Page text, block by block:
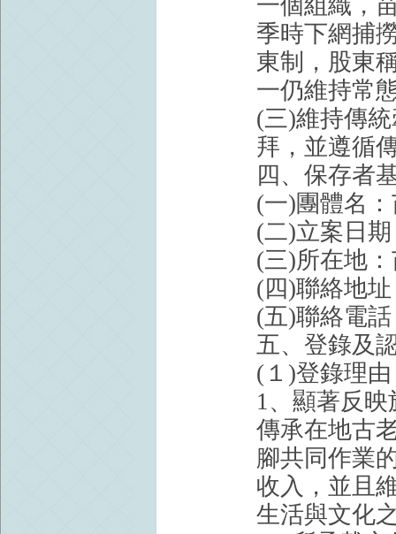
一個組織，
季時下網捕
東制，股東
一仍維持常
(三)維持傳
拜，並遵循
四、保存者
(一)團體名
(二)立案日
(三)所在地
(四)聯絡地
(五)聯絡電
五、登錄及
(１)登錄理
1、顯著反
傳承在地古
腳共同作業
收入，並且
生活與文化